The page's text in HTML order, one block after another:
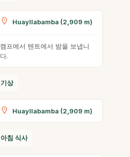
Huayllabamba (2,909 m)
캠프에서 텐트에서 밤을 보냅니
다.
기상
Huayllabamba (2,909 m)
아침 식사